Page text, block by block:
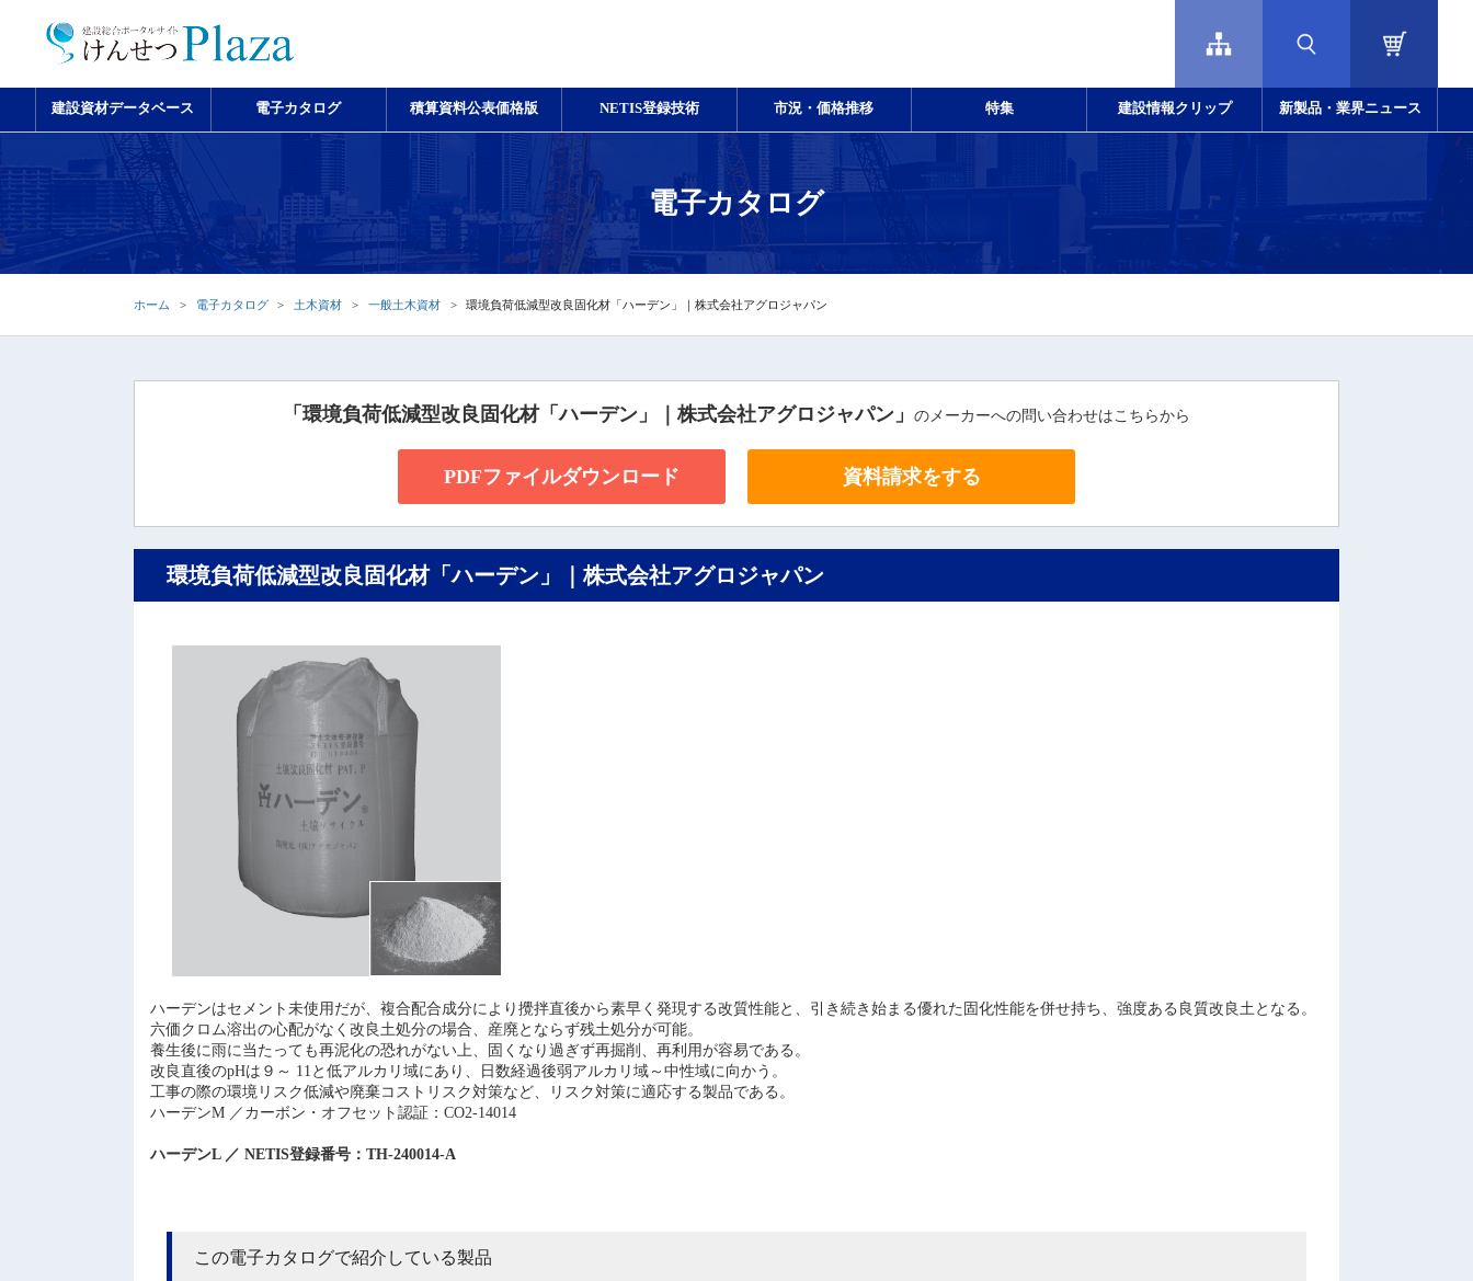
建設資材データベース 電子カタログ 積算資料公表価格版 NETIS登録技術 市況・価格推移 特集 建設情報クリップ 新製品・業界ニュース
電子カタログ
ホーム 電子カタログ 土木資材 一般土木資材 環境負荷低減型改良固化材「ハーデン」｜株式会社アグロジャパン
「環境負荷低減型改良固化材「ハーデン」｜株式会社アグロジャパン」 のメーカーへの問い合わせはこちらから
PDFファイルダウンロード 資料請求をする
環境負荷低減型改良固化材「ハーデン」｜株式会社アグロジャパン
ハーデンはセメント未使用だが、複合配合成分により攪拌直後から素早く発現する改質性能と、引き続き始まる優れた固化性能を併せ持ち、強度ある良質改良土となる。
六価クロム溶出の心配がなく改良土処分の場合、産廃とならず残土処分が可能。
養生後に雨に当たっても再泥化の恐れがない上、固くなり過ぎず再掘削、再利用が容易である。
改良直後のpHは９～ 11と低アルカリ域にあり、日数経過後弱アルカリ域～中性域に向かう。
工事の際の環境リスク低減や廃棄コストリスク対策など、リスク対策に適応する製品である。
ハーデンM ／カーボン・オフセット認証：CO2-14014
ハーデンL ／ NETIS登録番号：TH-240014-A
この電子カタログで紹介している製品